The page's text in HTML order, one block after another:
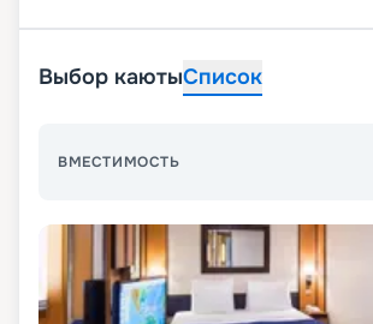
Выбор каютыСписок
ВМЕСТИМОСТЬ